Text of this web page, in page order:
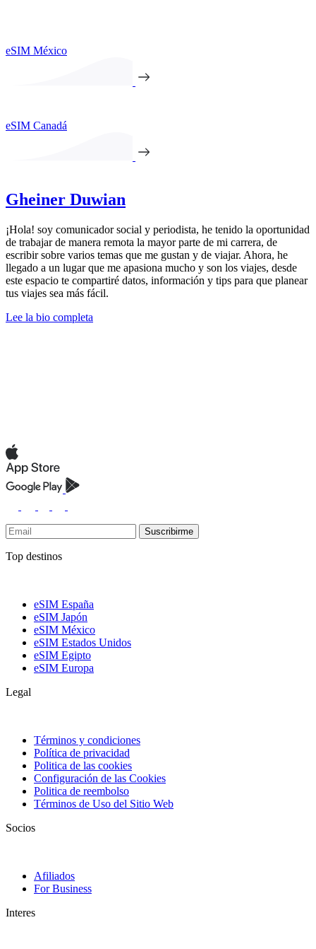
eSIM México
eSIM Canadá
Gheiner Duwian
¡Hola! soy comunicador social y periodista, he tenido la oportunidad
de trabajar de manera remota la mayor parte de mi carrera, de
escribir sobre varios temas que me gustan y de viajar. Ahora, he
llegado a un lugar que me apasiona mucho y son los viajes, desde
este espacio te compartiré datos, información y tips para que planear
tus viajes sea más fácil.
Lee la bio completa
Suscribirme
Top destinos
eSIM España
eSIM Japón
eSIM México
eSIM Estados Unidos
eSIM Egipto
eSIM Europa
Legal
Términos y condiciones
Política de privacidad
Politica de las cookies
Configuración de las Cookies
Politica de reembolso
Términos de Uso del Sitio Web
Socios
Afiliados
For Business
Interes